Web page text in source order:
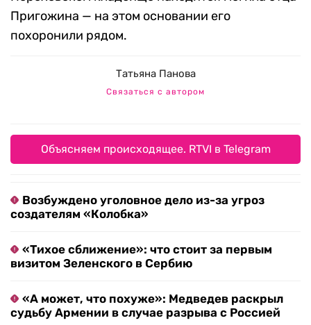
Пригожина — на этом основании его
похоронили рядом.
Татьяна Панова
Связаться с автором
Объясняем происходящее. RTVI в Telegram
Возбуждено уголовное дело из-за угроз
создателям «Колобка»
«Тихое сближение»: что стоит за первым
визитом Зеленского в Сербию
«А может, что похуже»: Медведев раскрыл
судьбу Армении в случае разрыва с Россией